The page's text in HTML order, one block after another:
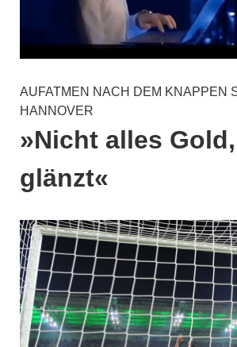
AUFATMEN NACH DEM KNAPPEN
HANNOVER
»Nicht alles
glänzt«